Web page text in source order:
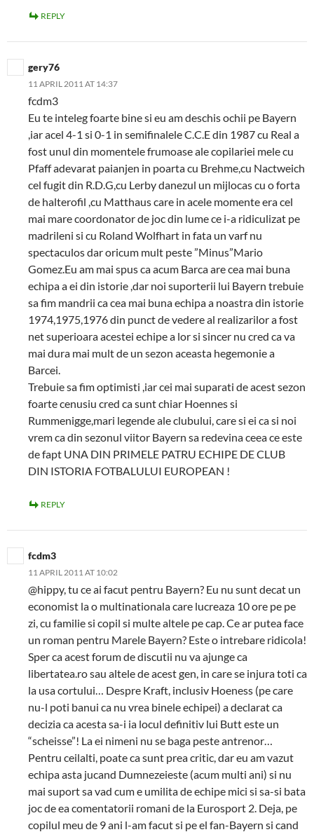
REPLY
gery76
11 APRIL 2011 AT 14:37
fcdm3
Eu te inteleg foarte bine si eu am deschis ochii pe Bayern
,iar acel 4-1 si 0-1 in semifinalele C.C.E din 1987 cu Real a
fost unul din momentele frumoase ale copilariei mele cu
Pfaff adevarat paianjen in poarta cu Brehme,cu Nactweich
cel fugit din R.D.G,cu Lerby danezul un mijlocas cu o forta
de halterofil ,cu Matthaus care in acele momente era cel
mai mare coordonator de joc din lume ce i-a ridiculizat pe
madrileni si cu Roland Wolfhart in fata un varf nu
spectaculos dar oricum mult peste ”Minus”Mario
Gomez.Eu am mai spus ca acum Barca are cea mai buna
echipa a ei din istorie ,dar noi suporterii lui Bayern trebuie
sa fim mandrii ca cea mai buna echipa a noastra din istorie
1974,1975,1976 din punct de vedere al realizarilor a fost
net superioara acestei echipe a lor si sincer nu cred ca va
mai dura mai mult de un sezon aceasta hegemonie a
Barcei.
Trebuie sa fim optimisti ,iar cei mai suparati de acest sezon
foarte cenusiu cred ca sunt chiar Hoennes si
Rummenigge,mari legende ale clubului, care si ei ca si noi
vrem ca din sezonul viitor Bayern sa redevina ceea ce este
de fapt UNA DIN PRIMELE PATRU ECHIPE DE CLUB
DIN ISTORIA FOTBALULUI EUROPEAN !
REPLY
fcdm3
11 APRIL 2011 AT 10:02
@hippy, tu ce ai facut pentru Bayern? Eu nu sunt decat un
economist la o multinationala care lucreaza 10 ore pe pe
zi, cu familie si copil si multe altele pe cap. Ce ar putea face
un roman pentru Marele Bayern? Este o intrebare ridicola!
Sper ca acest forum de discutii nu va ajunge ca
libertatea.ro sau altele de acest gen, in care se injura toti ca
la usa cortului… Despre Kraft, inclusiv Hoeness (pe care
nu-l poti banui ca nu vrea binele echipei) a declarat ca
decizia ca acesta sa-i ia locul definitiv lui Butt este un
“scheisse”! La ei nimeni nu se baga peste antrenor…
Pentru ceilalti, poate ca sunt prea critic, dar eu am vazut
echipa asta jucand Dumnezeieste (acum multi ani) si nu
mai suport sa vad cum e umilita de echipe mici si sa-si bata
joc de ea comentatorii romani de la Eurosport 2. Deja, pe
copilul meu de 9 ani l-am facut si pe el fan-Bayern si cand